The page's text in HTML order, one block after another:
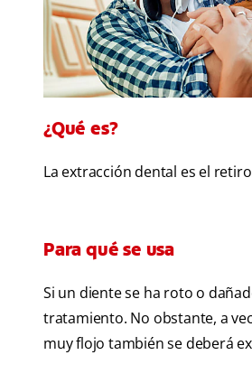
¿Qué es?
La extracción dental es el
Para qué se usa
Si un diente se ha roto o
tratamiento. No obstante, a
muy flojo también se deberá